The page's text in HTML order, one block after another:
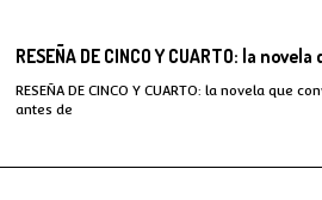
RESEÑA DE CINCO Y CUARTO: la
RESEÑA DE CINCO Y CUARTO: la novela que
antes de